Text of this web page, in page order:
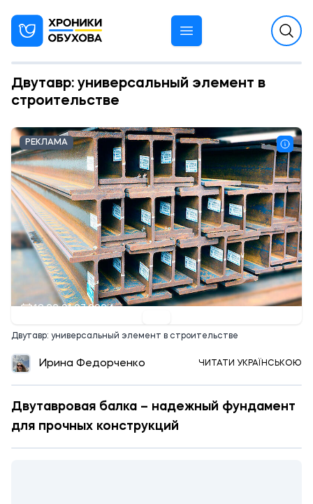
Двутавр: универсальный элемент в
строительстве
18:22 01.07.2024
РЕКЛАМА
Двутавр: универсальный элемент в строительстве
Ирина Федорченко ЧИТАТИ УКРАЇНСЬКОЮ
Двутавровая балка – надежный фундамент
для прочных конструкций